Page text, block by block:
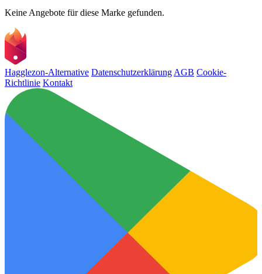
Keine Angebote für diese Marke gefunden.
Hagglezon-Alternative Datenschutzerklärung AGB Cookie-
Richtlinie Kontakt